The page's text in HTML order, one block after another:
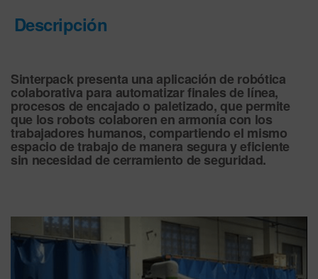
Descripción
Sinterpack presenta una aplicación de robótica
colaborativa para automatizar finales de línea,
procesos de encajado o paletizado, que permite
que los robots colaboren en armonía con los
trabajadores humanos, compartiendo el mismo
espacio de trabajo de manera segura y eficiente
sin necesidad de cerramiento de seguridad.